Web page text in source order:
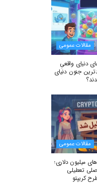
مقالات عمومی
دنیای واقعیِ
جنون دنیای
مقالات عمومی
میلیون دلاری؛
اصلی تعطیلی
کریپتو